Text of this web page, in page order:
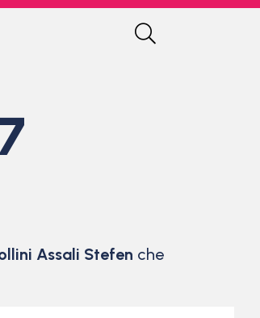
Assali Stefen che